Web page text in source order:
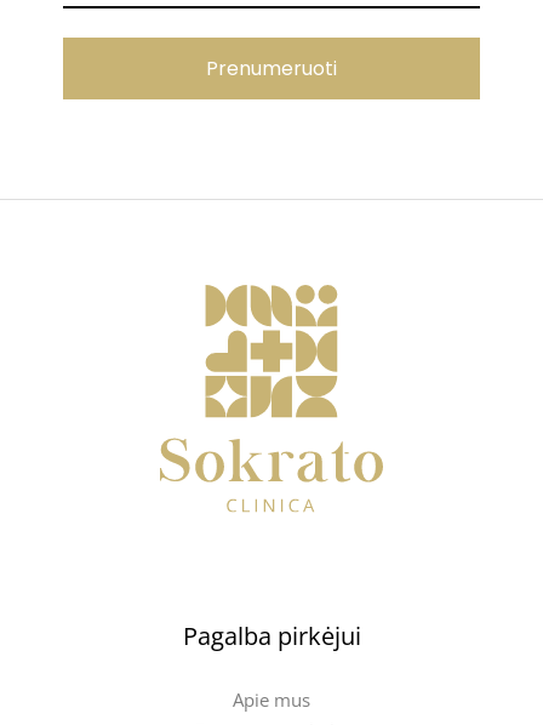
Prenumeruoti
Pagalba pirkėjui
Apie mus